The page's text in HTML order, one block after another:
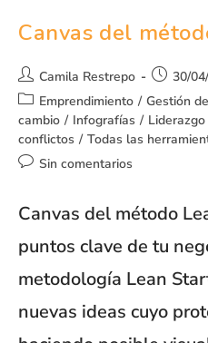
Canvas del
Camila Restrepo
30/
Emprendimiento / Gestión
cambio / Infografías / Liderazgo
conflictos / Todas las
Sin comentarios
Canvas del método
puntos clave de tu
metodología Lean
nuevas ideas cuyo